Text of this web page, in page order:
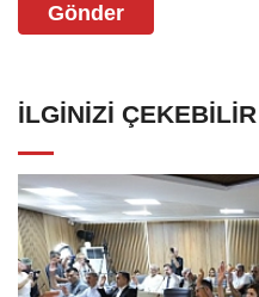
Gönder
İLGINIZI ÇEKEBILIR